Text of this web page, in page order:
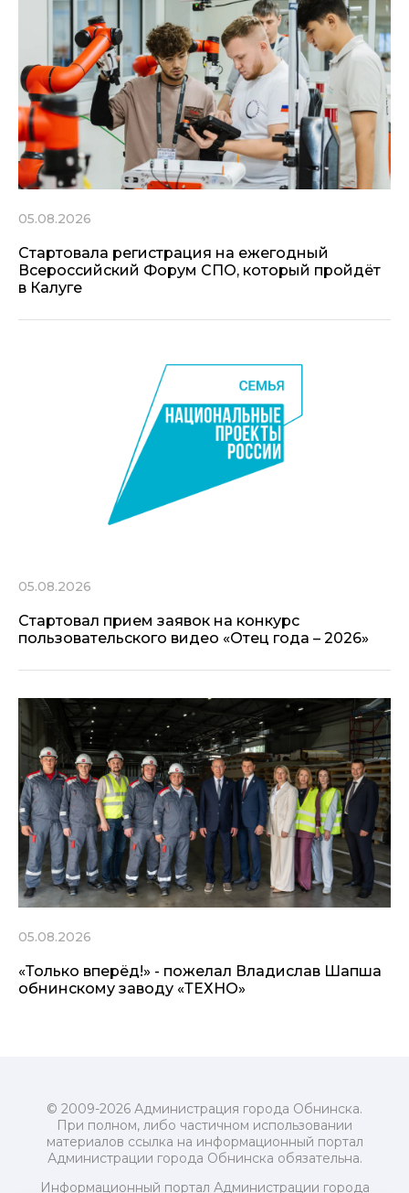
05.08.2026
Стартовала регистрация на ежегодный
Всероссийский Форум СПО, который пройдёт
в Калуге
05.08.2026
Стартовал прием заявок на конкурс
пользовательского видео «Отец года – 2026»
05.08.2026
«Только вперёд!» - пожелал Владислав Шапша
обнинскому заводу «ТЕХНО»
© 2009-2026 Администрация города Обнинска.
При полном, либо частичном использовании
материалов ссылка на информационный портал
Администрации города Обнинска обязательна.
Информационный портал Администрации города